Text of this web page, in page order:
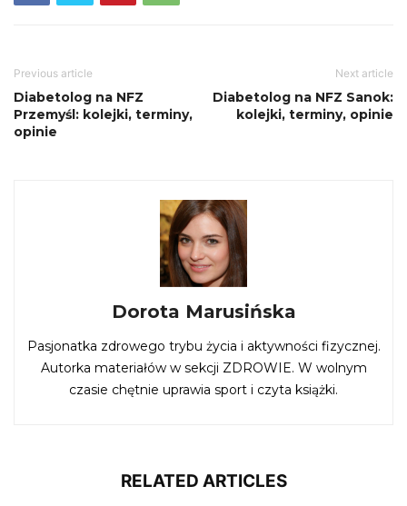
Previous article
Diabetolog na NFZ
Przemyśl: kolejki, terminy,
opinie
Next article
Diabetolog na NFZ Sanok:
kolejki, terminy, opinie
Dorota Marusińska
Pasjonatka zdrowego trybu życia i aktywności fizycznej.
Autorka materiałów w sekcji ZDROWIE. W wolnym
czasie chętnie uprawia sport i czyta książki.
RELATED ARTICLES